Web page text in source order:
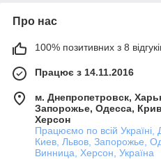
Про нас
100% позитивних з 8
Працює з 14.11.2016
м. Днепропетровск,
Запорожье, Одесса,
Херсон
Працюємо по всій Україні,
Киев, Львов, Запорожье,
Винница, Херсон, Україна